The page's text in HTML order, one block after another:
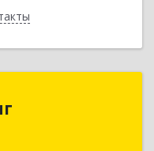
Уфимский р-н, Уфа